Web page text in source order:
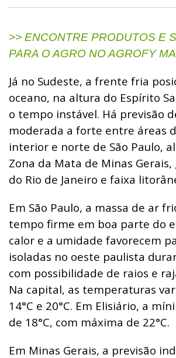
>> ENCONTRE PRODUTOS E
PARA O AGRO NO AGROFY
Já no Sudeste, a frente fria
oceano, na altura do Espírito
o tempo instável. Há previsão
moderada a forte entre áreas
interior e norte de São Paulo,
Zona da Mata de Minas
do Rio de Janeiro e faixa
Em São Paulo, a massa de ar
tempo firme em boa parte do
calor e a umidade favorecem
isoladas no oeste paulista
com possibilidade de raios e
Na capital, as temperaturas
14°C e 20°C. Em Elisiário, a
de 18°C, com máxima de 22°C.
Em Minas Gerais, a previsão